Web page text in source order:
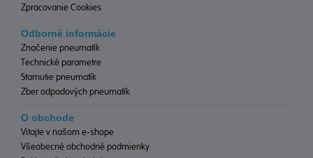
Zpracovanie Cookies
Odborné informácie
Značenie pneumatík
Technické parametre
Starnutie pneumatík
Zber odpadových pneumatík
O obchode
Vitajte v našom e-shope
Všeobecné obchodné podmienky